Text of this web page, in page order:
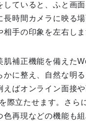
していると、ふと画
長時間カメラに映る
手の印象を左右しま
肌補正機能を備えた
に整え、自然な明
えばオンライン面接
際立たせます。さら
色再現などの機能も